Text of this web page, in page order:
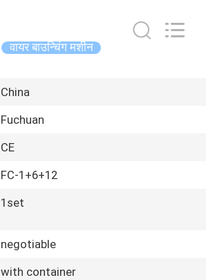
वायर बाउन्चिंग मशीन
China
Fuchuan
CE
FC-1+6+12
1set
negotiable
with container